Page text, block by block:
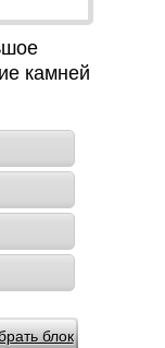
камней
блок